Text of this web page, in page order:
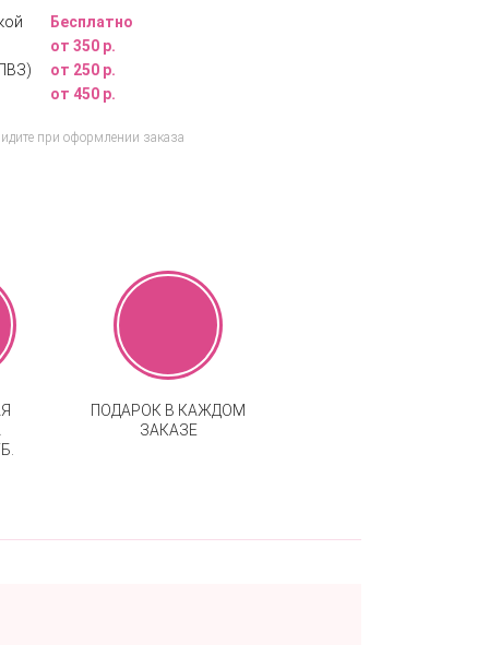
Бесплатно
от 350 р.
от 250 р.
от 450 р.
при оформлении заказа
ПОДАРОК В КАЖДОМ
ЗАКАЗЕ